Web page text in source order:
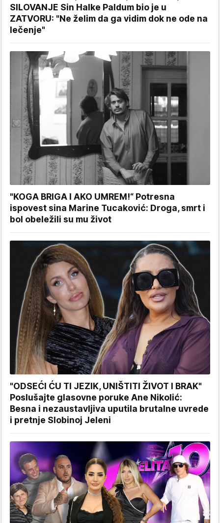
SILOVANJE Sin Halke Paldum bio je u
ZATVORU: "Ne želim da ga vidim dok ne ode na
lečenje"
"KOGA BRIGA I AKO UMREM!“ Potresna
ispovest sina Marine Tucaković: Droga, smrt i
bol obeležili su mu život
"ODSEĆI ĆU TI JEZIK, UNIŠTITI ŽIVOT I BRAK"
Poslušajte glasovne poruke Ane Nikolić:
Besna i nezaustavljiva uputila brutalne uvrede
i pretnje Slobinoj Jeleni